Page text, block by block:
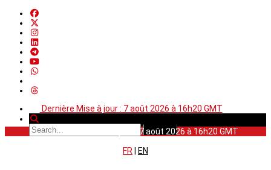
Dernière Mise à jour : 7 août 2026 à 16h20 GMT
Dernière Mise à jour : 7 août 2026 à 16h20 GMT
FR
EN